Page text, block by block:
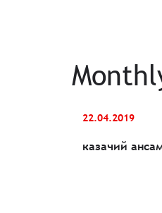
22.04.2019
казачий